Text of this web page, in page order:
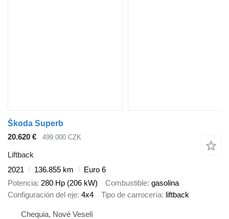
Škoda Superb
20.620 €
499.000 CZK
Liftback
2021
136.855 km
Euro 6
Potencia 280 Hp (206 kW) Combustible gasolina
Configuración del eje 4x4 Tipo de carrocería liftback
Chequia, Nové Veselí